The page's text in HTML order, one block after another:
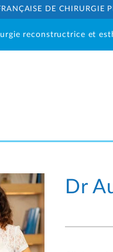
DE CHIRURGIE
reconstructrice et
Dr